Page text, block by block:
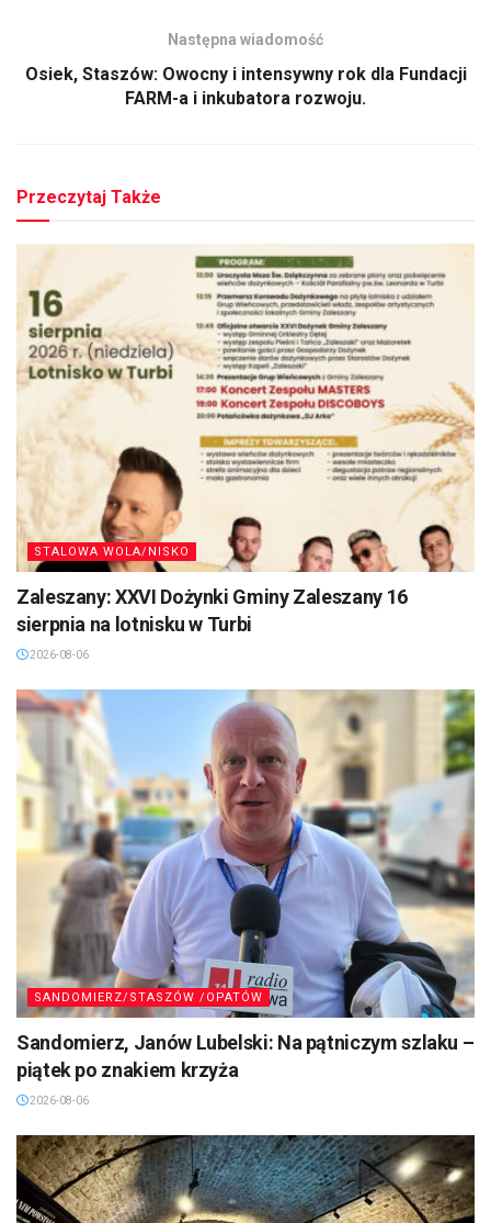
Następna wiadomość
Osiek, Staszów: Owocny i intensywny rok dla Fundacji
FARM-a i inkubatora rozwoju.
Przeczytaj Także
STALOWA WOLA/NISKO
Zaleszany: XXVI Dożynki Gminy Zaleszany 16
sierpnia na lotnisku w Turbi
2026-08-06
SANDOMIERZ/STASZÓW /OPATÓW
Sandomierz, Janów Lubelski: Na pątniczym szlaku –
piątek po znakiem krzyża
2026-08-06